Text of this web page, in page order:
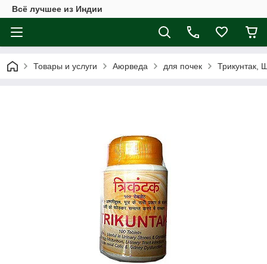
Всё лучшее из Индии
Товары и услуги Аюрведа для почек Трикунтак,